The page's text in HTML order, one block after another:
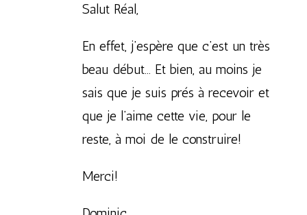
Salut Réal,
En effet, j’espère que c’est un très
beau début… Et bien, au moins je
sais que je suis prés à recevoir et
que je l’aime cette vie, pour le
reste, à moi de le construire!
Merci!